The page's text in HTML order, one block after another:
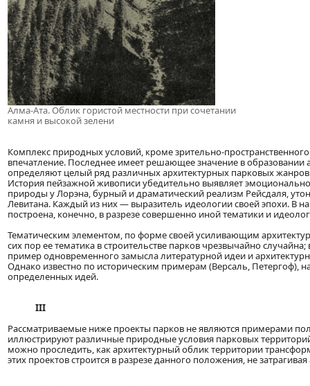
Алма-Ата. Облик гористой местности при сочетании
камня и высокой зелени
Комплекс природных условий, кроме зрительно-
впечатление. Последнее имеет решающее значение в образовании
определяют целый ряд различных архитектурных парковых
История пейзажной живописи убедительно выявляет
природы у Лорэна, бурный и драматический реализм Рейсдаля,
Левитана. Каждый из них — выразитель идеологии своей эпохи. В
построена, конечно, в разрезе совершенно иной тематики и
Тематическим элементом, по форме своей усиливающим
сих пор ее тематика в строительстве парков чрезвычайно
пример одновременного замысла литературной идеи и
Однако известно по историческим примерам (Версаль, Петергоф),
определенных идей.
III
Рассматриваемые ниже проекты парков не являются примерами
иллюстрируют различные природные условия парковых
можно проследить, как архитектурный облик территории
этих проектов строится в разрезе данного положения, не